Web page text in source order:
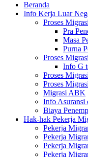
Beranda
Info Kerja Luar
Proses
Pra
Masa
Purna
Proses
Info G
Proses
Proses
Migrasi ABK
Info Asuransi
Biaya
Hak-hak Pekerja
Pekerja
Pekerja
Pekerja
Pekerja